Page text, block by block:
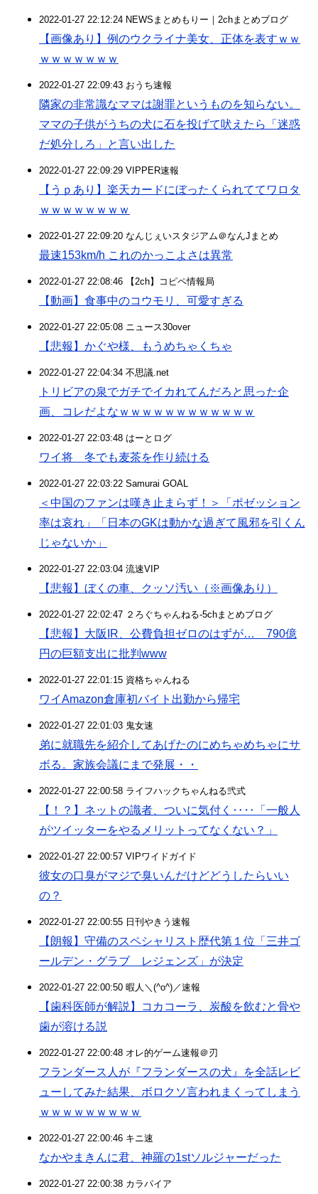
2022-01-27 22:12:24 NEWSまとめもりー｜2chまとめブログ
【画像あり】例のウクライナ美女、正体を表すｗｗ
ｗｗｗｗｗｗｗ
2022-01-27 22:09:43 おうち速報
隣家の非常識なママは謝罪というものを知らない。
ママの子供がうちの犬に石を投げて吠えたら「迷惑
だ処分しろ」と言い出した
2022-01-27 22:09:29 VIPPER速報
【うｐあり】楽天カードにぼったくられててワロタ
ｗｗｗｗｗｗｗｗ
2022-01-27 22:09:20 なんじぇいスタジアム＠なんJまとめ
最速153km/h これのかっこよさは異常
2022-01-27 22:08:46 【2ch】コピペ情報局
【動画】食事中のコウモリ、可愛すぎる
2022-01-27 22:05:08 ニュース30over
【悲報】かぐや様、もうめちゃくちゃ
2022-01-27 22:04:34 不思議.net
トリビアの泉でガチでイカれてんだろと思った企
画、コレだよなｗｗｗｗｗｗｗｗｗｗｗｗ
2022-01-27 22:03:48 はーとログ
ワイ将 冬でも麦茶を作り続ける
2022-01-27 22:03:22 Samurai GOAL
＜中国のファンは嘆き止まらず！＞「ポゼッション
率は哀れ」「日本のGKは動かな過ぎて風邪を引くん
じゃないか」
2022-01-27 22:03:04 流速VIP
【悲報】ぼくの車、クッソ汚い（※画像あり）
2022-01-27 22:02:47 ２ろぐちゃんねる-5chまとめブログ
【悲報】大阪IR、公費負担ゼロのはずが… 790億
円の巨額支出に批判www
2022-01-27 22:01:15 資格ちゃんねる
ワイAmazon倉庫初バイト出勤から帰宅
2022-01-27 22:01:03 鬼女速
弟に就職先を紹介してあげたのにめちゃめちゃにサ
ボる。家族会議にまで発展・・
2022-01-27 22:00:58 ライフハックちゃんねる弐式
【！？】ネットの識者、ついに気付く‥‥「一般人
がツイッターをやるメリットってなくない？」
2022-01-27 22:00:57 VIPワイドガイド
彼女の口臭がマジで臭いんだけどどうしたらいい
の？
2022-01-27 22:00:55 日刊やきう速報
【朗報】守備のスペシャリスト歴代第１位「三井ゴ
ールデン・グラブ レジェンズ」が決定
2022-01-27 22:00:50 暇人＼(^o^)／速報
【歯科医師が解説】コカコーラ、炭酸を飲むと骨や
歯が溶ける説
2022-01-27 22:00:48 オレ的ゲーム速報＠刃
フランダース人が『フランダースの犬』を全話レビ
ューしてみた結果、ボロクソ言われまくってしまう
ｗｗｗｗｗｗｗｗｗ
2022-01-27 22:00:46 キニ速
なかやまきんに君、神羅の1stソルジャーだった
2022-01-27 22:00:38 カラパイア